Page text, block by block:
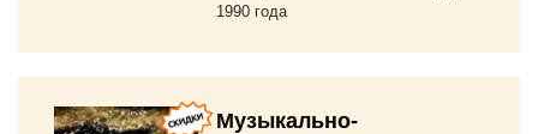
1990 года
Музыкально-